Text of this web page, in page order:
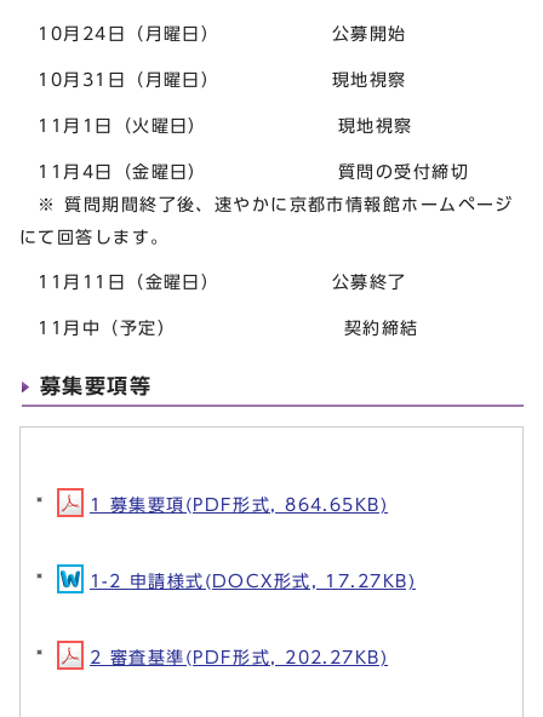
10月24日（月曜日） 公募開始
10月31日（月曜日） 現地視察
11月1日（火曜日） 現地視察
11月4日（金曜日） 質問の受付締切
※ 質問期間終了後、速やかに京都市情報館ホームページ
にて回答します。
11月11日（金曜日） 公募終了
11月中（予定） 契約締結
募集要項等
1 募集要項(PDF形式, 864.65KB)
1-2 申請様式(DOCX形式, 17.27KB)
2 審査基準(PDF形式, 202.27KB)